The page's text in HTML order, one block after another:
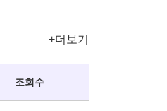
+더보기
조회수